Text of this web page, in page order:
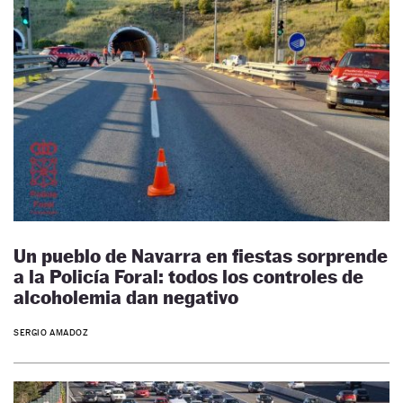
Un pueblo de Navarra en fiestas sorprende
a la Policía Foral: todos los controles de
alcoholemia dan negativo
SERGIO AMADOZ